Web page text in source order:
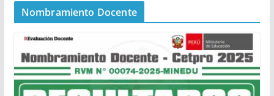
Nombramiento Docente